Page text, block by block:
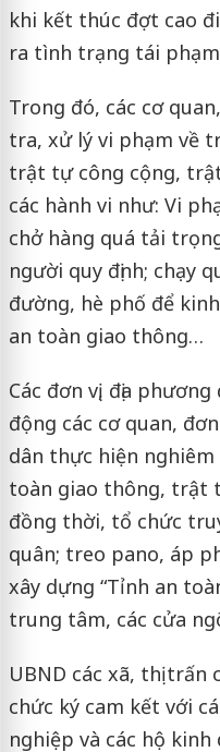
khi kết thúc đợt cao
ra tình trạng tái
Trong đó, các cơ
tra, xử lý vi phạm về
trật tự công cộng,
các hành vi như: Vi
chở hàng quá tải
người quy định; chạy
đường, hè phố để
an toàn giao thông…
Các đơn vị, địa
động các cơ quan,
dân thực hiện
toàn giao thông, trật
đồng thời, tổ chức
quân; treo pano, áp
xây dựng “Tỉnh an
trung tâm, các cửa
UBND các xã, thị
chức ký cam kết với
nghiệp và các hộ